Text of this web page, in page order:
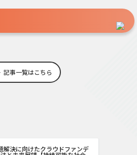
記事一覧はこちら